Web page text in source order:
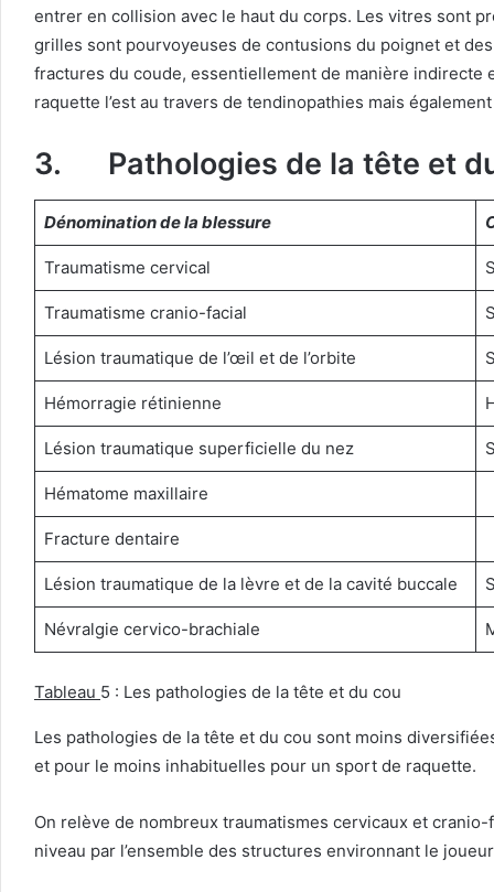
entrer en collision avec le haut du corps. Les vitres sont
grilles sont pourvoyeuses de contusions du poignet et
fractures du coude, essentiellement de manière indirecte
raquette l’est au travers de tendinopathies mais
3. Pathologies de la tête et
Dénomination de la blessure
Traumatisme cervical
Traumatisme cranio-facial
Lésion traumatique de l’œil et de l’orbite
Hémorragie rétinienne
Lésion traumatique superficielle du nez
Hématome maxillaire
Fracture dentaire
Lésion traumatique de la lèvre et de la cavité buccale
Névralgie cervico-brachiale
Tableau 5 : Les pathologies de la tête et du cou
Les pathologies de la tête et du cou sont moins
et pour le moins inhabituelles pour un sport de raquette.
On relève de nombreux traumatismes cervicaux et
niveau par l’ensemble des structures environnant le